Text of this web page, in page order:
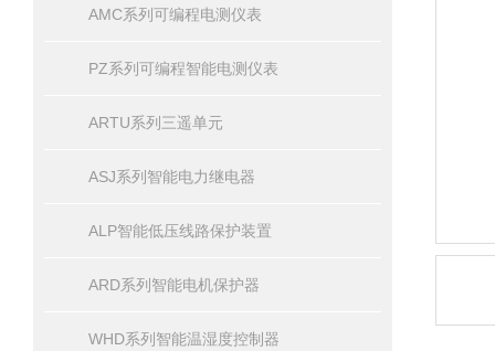
AMC系列可编程电测仪表
PZ系列可编程智能电测仪表
ARTU系列三遥单元
ASJ系列智能电力继电器
ALP智能低压线路保护装置
ARD系列智能电机保护器
WHD系列智能温湿度控制器